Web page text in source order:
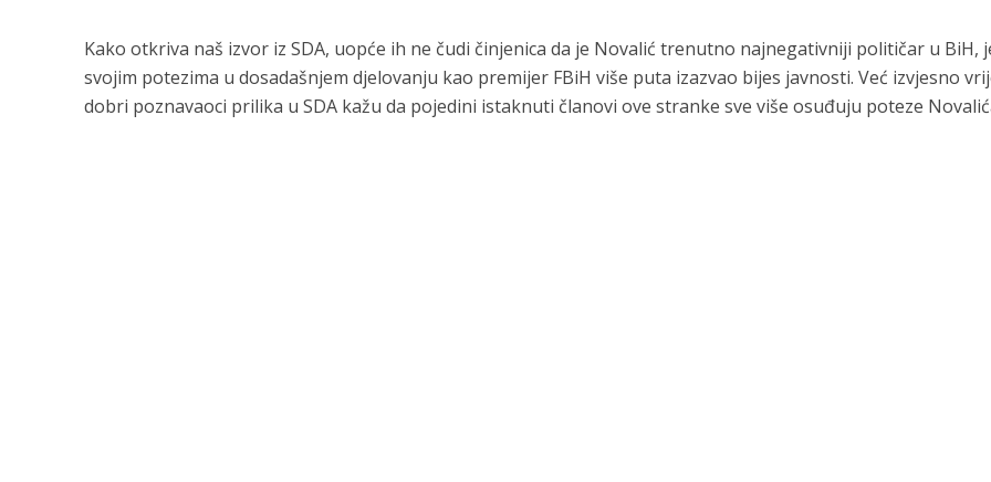
Kako otkriva naš izvor iz SDA, uopće ih ne čudi činjenica da je Novalić trenutno najnegativniji političar u BiH,
svojim potezima u dosadašnjem djelovanju kao premijer FBiH više puta izazvao bijes javnosti. Već izvjesno
dobri poznavaoci prilika u SDA kažu da pojedini istaknuti članovi ove stranke sve više osuđuju poteze